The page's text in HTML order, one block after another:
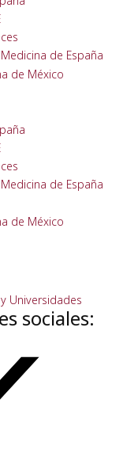
sociales: